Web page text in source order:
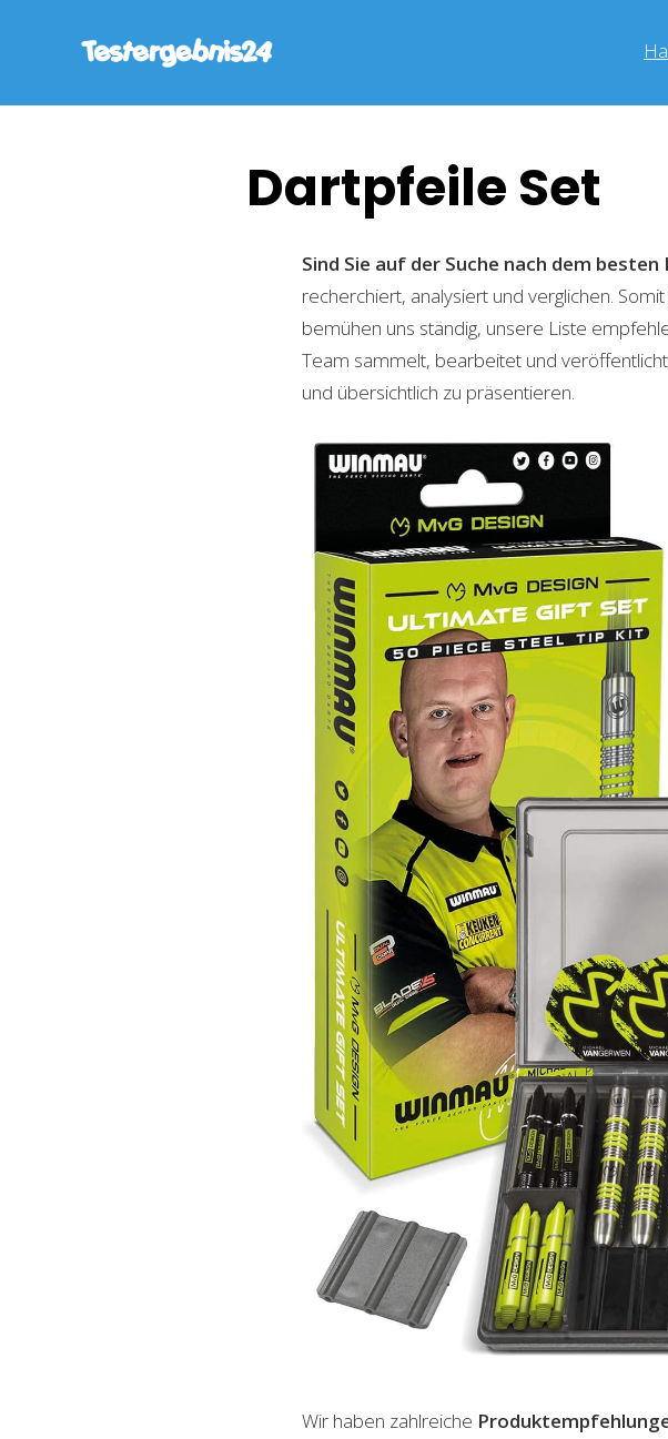
Dartpfeile Set
Sind Sie auf der Suche nach dem
recherchiert, analysiert und verglichen.
bemühen uns ständig, unsere Liste
Team sammelt, bearbeitet und
und übersichtlich zu präsentieren.
Wir haben zahlreiche